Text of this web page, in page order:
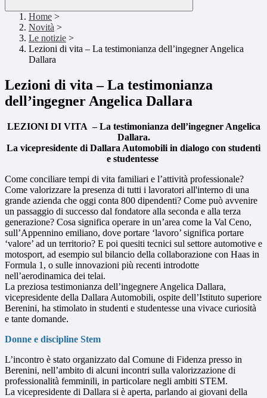
Home >
Novità >
Le notizie >
Lezioni di vita – La testimonianza dell’ingegner Angelica
Dallara
Lezioni di vita – La testimonianza
dell’ingegner Angelica Dallara
LEZIONI DI VITA – La testimonianza dell’ingegner Angelica
Dallara.
La vicepresidente di Dallara Automobili in dialogo con studenti
e studentesse
Come conciliare tempi di vita familiari e l’attività professionale?
Come valorizzare la presenza di tutti i lavoratori all'interno di una
grande azienda che oggi conta 800 dipendenti? Come può avvenire
un passaggio di successo dal fondatore alla seconda e alla terza
generazione? Cosa significa operare in un’area come la Val Ceno,
sull’Appennino emiliano, dove portare ‘lavoro’ significa portare
‘valore’ ad un territorio? E poi quesiti tecnici sul settore automotive e
motosport, ad esempio sul bilancio della collaborazione con Haas in
Formula 1, o sulle innovazioni più recenti introdotte
nell’aerodinamica dei telai.
La preziosa testimonianza dell’ingegnere Angelica Dallara,
vicepresidente della Dallara Automobili, ospite dell’Istituto superiore
Berenini, ha stimolato in studenti e studentesse una vivace curiosità
e tante domande.
Donne e discipline Stem
L’incontro è stato organizzato dal Comune di Fidenza presso in
Berenini, nell’ambito di alcuni incontri sulla valorizzazione di
professionalità femminili, in particolare negli ambiti STEM.
La vicepresidente di Dallara si è aperta, parlando ai giovani della